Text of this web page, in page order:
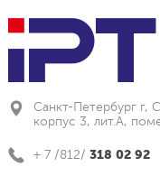
Санкт-Петербург г,
корпус 3, лит.А,
+ 7 /812/ 318 02 92